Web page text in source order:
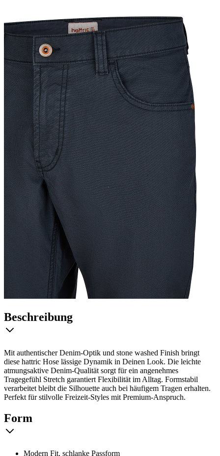
Beschreibung
Mit authentischer Denim-Optik und stone washed Finish bringt
diese hattric Hose lässige Dynamik in Deinen Look. Die leichte
atmungsaktive Denim-Qualität sorgt für ein angenehmes
Tragegefühl Stretch garantiert Flexibilität im Alltag. Formstabil
verarbeitet bleibt die Silhouette auch bei häufigem Tragen erhalten.
Perfekt für stilvolle Freizeit-Styles mit Premium-Anspruch.
Form
Modern Fit, schlanke Passform